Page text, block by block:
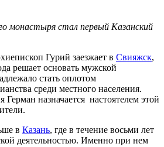
монастыря стал первый Казанский
Гурий заезжает в Свияжск,
решает основать мужской
стать оплотом
среди местного населения.
назначается настоятелем этой
в Казань, где в течение восьми лет
деятельностью. Именно при нем